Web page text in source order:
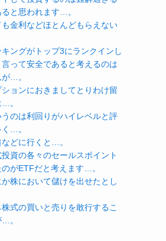
と思われます…。
金利などほとんどもらえない
キングがトップ3にランクインし
って安全であると考えるのは
…。
ョンにおきましてとりわけ留
。
のは利回りがハイレベルと評
…。
どに行くと…。
資の各々のセールスポイント
がETFだと考えます…。
株において儲けを出せたとし
式の買いと売りを敢行するこ
。